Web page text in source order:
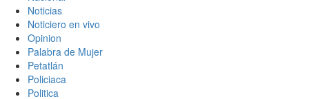
Noticias
Noticiero en vivo
Opinion
Palabra de Mujer
Petatlán
Policiaca
Politica